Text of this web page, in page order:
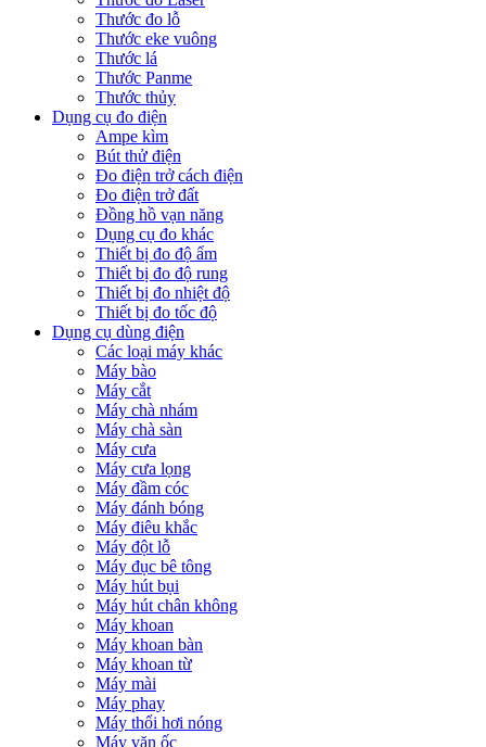
Thước đo lỗ
Thước eke vuông
Thước lá
Thước Panme
Thước thủy
Dụng cụ đo điện
Ampe kìm
Bút thử điện
Đo điện trở cách điện
Đo điện trở đất
Đồng hồ vạn năng
Dụng cụ đo khác
Thiết bị đo độ ẩm
Thiết bị đo độ rung
Thiết bị đo nhiệt độ
Thiết bị đo tốc độ
Dụng cụ dùng điện
Các loại máy khác
Máy bào
Máy cắt
Máy chà nhám
Máy chà sàn
Máy cưa
Máy cưa lọng
Máy đầm cóc
Máy đánh bóng
Máy điêu khắc
Máy đột lỗ
Máy đục bê tông
Máy hút bụi
Máy hút chân không
Máy khoan
Máy khoan bàn
Máy khoan từ
Máy mài
Máy phay
Máy thổi hơi nóng
Máy vặn ốc